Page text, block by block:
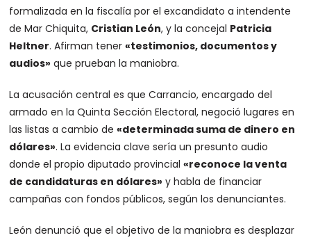
formalizada en la fiscalía por el excandidato a intendente
de Mar Chiquita, Cristian León, y la concejal Patricia
Heltner. Afirman tener«testimonios, documentos y
audios» que prueban la maniobra.
La acusación central es que Carrancio, encargado del
armado en la Quinta Sección Electoral, negoció lugares en
las listas a cambio de«determinada suma de dinero en
dólares». La evidencia clave sería un presunto audio
donde el propio diputado provincial«reconoce la venta
de candidaturas en dólares» y habla de financiar
campañas con fondos públicos, según los denunciantes.
León denunció que el objetivo de la maniobra es desplazar